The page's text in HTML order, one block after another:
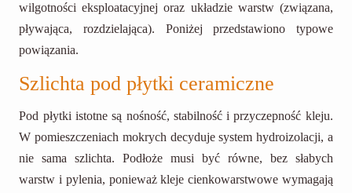
wilgotności eksploatacyjnej oraz układzie warstw (związana,
pływająca, rozdzielająca). Poniżej przedstawiono typowe
powiązania.
Szlichta pod płytki ceramiczne
Pod płytki istotne są nośność, stabilność i przyczepność kleju.
W pomieszczeniach mokrych decyduje system hydroizolacji, a
nie sama szlichta. Podłoże musi być równe, bez słabych
warstw i pylenia, ponieważ kleje cienkowarstwowe wymagają